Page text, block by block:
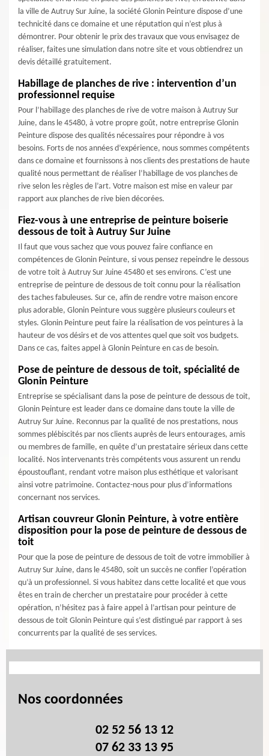
la ville de Autruy Sur Juine, la société Glonin Peinture dispose d’une
technicité dans ce domaine et une réputation qui n’est plus à
démontrer. Pour obtenir le prix des travaux que vous envisagez de
réaliser, faites une simulation dans notre site et vous obtiendrez un
devis détaillé gratuitement.
Habillage de planches de rive : intervention d’un
professionnel requise
Pour l’habillage des planches de rive de votre maison à Autruy Sur
Juine, dans le 45480, à votre propre goût, notre entreprise Glonin
Peinture dispose des qualités nécessaires pour répondre à vos
besoins. Forts de nos années d’expérience, nous sommes compétents
dans ce domaine et fournissons à nos clients des prestations de haute
qualité nous permettant de réaliser l’habillage de vos planches de
rive selon les règles de l’art. Votre maison est mise en valeur par
rapport aux planches de rive bien décorées.
Fiez-vous à une entreprise de peinture boiserie
dessous de toit à Autruy Sur Juine
Il faut que vous sachez que vous pouvez faire confiance en
compétences de Glonin Peinture, si vous pensez repeindre le dessous
de votre toit à Autruy Sur Juine 45480 et ses environs. C’est une
entreprise de peinture de dessous de toit connu pour la réalisation
des taches fabuleuses. Sur ce, afin de rendre votre maison encore
plus adorable, Glonin Peinture vous suggère plusieurs couleurs et
styles. Glonin Peinture peut faire la réalisation de vos peintures à la
hauteur de vos désirs et de vos attentes quel que soit vos budgets.
Dans ce cas, faites appel à Glonin Peinture en cas de besoin.
Pose de peinture de dessous de toit, spécialité de
Glonin Peinture
Entreprise se spécialisant dans la pose de peinture de dessous de toit,
Glonin Peinture est leader dans ce domaine dans toute la ville de
Autruy Sur Juine. Reconnus par la qualité de nos prestations, nous
sommes plébiscités par nos clients auprès de leurs entourages, amis
ou membres de famille, en quête d’un prestataire sérieux dans cette
localité. Nos intervenants très compétents vous assurent un rendu
époustouflant, rendant votre maison plus esthétique et valorisant
ainsi votre patrimoine. Contactez-nous pour plus d’informations
concernant nos services.
Artisan couvreur Glonin Peinture, à votre entière
disposition pour la pose de peinture de dessous de
toit
Pour que la pose de peinture de dessous de toit de votre immobilier à
Autruy Sur Juine, dans le 45480, soit un succès ne confier l’opération
qu’à un professionnel. Si vous habitez dans cette localité et que vous
êtes en train de chercher un prestataire pour procéder à cette
opération, n’hésitez pas à faire appel à l’artisan pour peinture de
dessous de toit Glonin Peinture qui s’est distingué par rapport à ses
concurrents par la qualité de ses services.
Nos coordonnées
02 52 56 13 12
07 62 33 13 95